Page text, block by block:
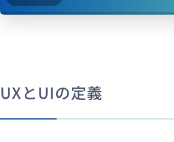
UXとUIの定義